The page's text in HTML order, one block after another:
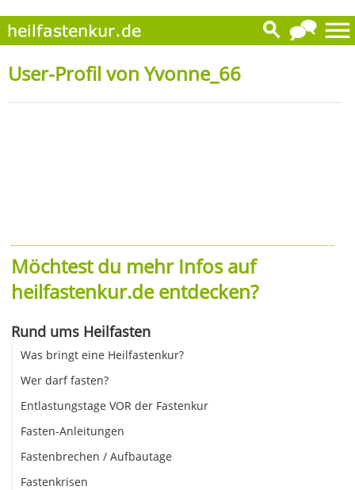
User-Profil von Yvonne_66
Möchtest du mehr Infos auf
heilfastenkur.de entdecken?
Rund ums Heilfasten
Was bringt eine Heilfastenkur?
Wer darf fasten?
Entlastungstage VOR der Fastenkur
Fasten-Anleitungen
Fastenbrechen / Aufbautage
Fastenkrisen